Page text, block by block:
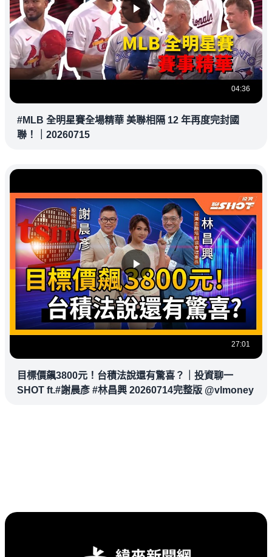
04:36
#MLB 全明星賽全場精華 美聯相隔 12 年再度完封國
聯！｜20260715
27:01
目標價飆3800元！台積法說還有驚喜？｜投資聊一
SHOT ft.#謝晨彥 #林昌興 20260714完整版 @vlmoney